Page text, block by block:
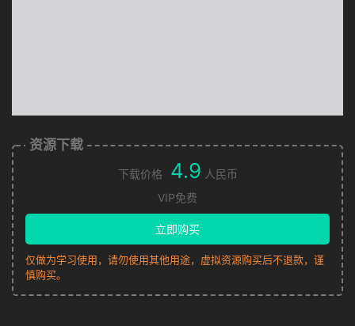
资源下载
下载价格 4.9 人民币
VIP免费
立即购买
仅做为学习使用，请勿使用其他用途，虚拟资源购买后不退款，谨
慎购买。